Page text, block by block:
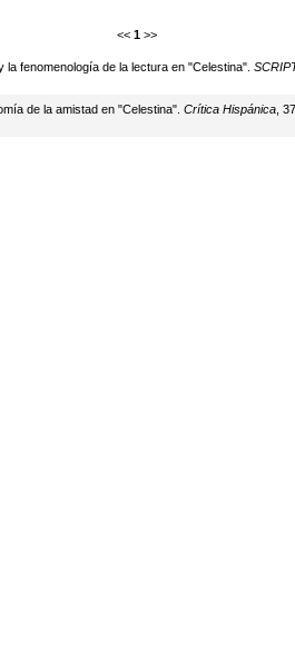
<< 1 >>
fenomenología de la lectura en "Celestina".
de la amistad en "Celestina". Crítica Hispánica,